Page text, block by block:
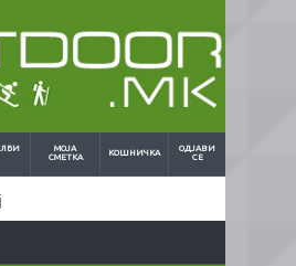
МОЈА
СМЕТКА
КОШНИЧКА
ОДЈАВИ
СЕ